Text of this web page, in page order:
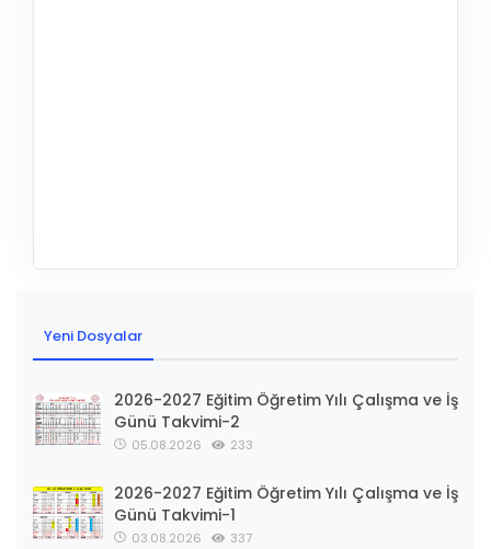
Yeni Dosyalar
2026-2027 Eğitim Öğretim Yılı Çalışma ve İş
Günü Takvimi-2
05.08.2026 233
2026-2027 Eğitim Öğretim Yılı Çalışma ve İş
Günü Takvimi-1
03.08.2026 337